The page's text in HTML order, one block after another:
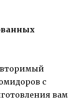
с
вам